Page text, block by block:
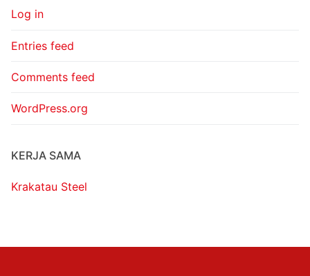
Log in
Entries feed
Comments feed
WordPress.org
KERJA SAMA
Krakatau Steel